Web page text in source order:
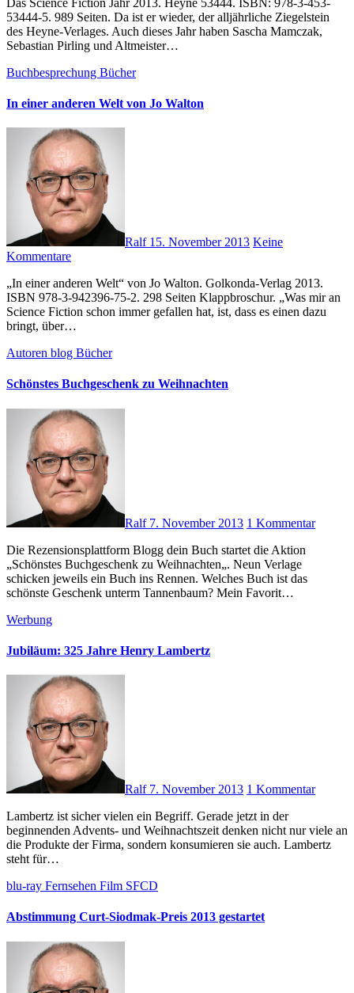
53444-5. 989 Seiten. Da ist er wieder, der alljährliche Ziegelstein
des Heyne-Verlages. Auch dieses Jahr haben Sascha Mamczak,
Sebastian Pirling und Altmeister…
Buchbesprechung Bücher
In einer anderen Welt von Jo Walton
Ralf 15. November 2013 Keine
Kommentare
„In einer anderen Welt“ von Jo Walton. Golkonda-Verlag 2013.
ISBN 978-3-942396-75-2. 298 Seiten Klappbroschur. „Was mir an
Science Fiction schon immer gefallen hat, ist, dass es einen dazu
bringt, über…
Autoren blog Bücher
Schönstes Buchgeschenk zu Weihnachten
Ralf 7. November 2013 1 Kommentar
Die Rezensionsplattform Blogg dein Buch startet die Aktion
„Schönstes Buchgeschenk zu Weihnachten„. Neun Verlage
schicken jeweils ein Buch ins Rennen. Welches Buch ist das
schönste Geschenk unterm Tannenbaum? Mein Favorit…
Werbung
Jubiläum: 325 Jahre Henry Lambertz
Ralf 7. November 2013 1 Kommentar
Lambertz ist sicher vielen ein Begriff. Gerade jetzt in der
beginnenden Advents- und Weihnachtszeit denken nicht nur viele an
die Produkte der Firma, sondern konsumieren sie auch. Lambertz
steht für…
blu-ray Fernsehen Film SFCD
Abstimmung Curt-Siodmak-Preis 2013 gestartet